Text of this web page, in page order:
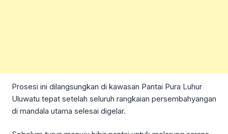
Prosesi ini dilangsungkan di kawasan Pantai Pura Luhur
Uluwatu tepat setelah seluruh rangkaian persembahyangan
di mandala utama selesai digelar.